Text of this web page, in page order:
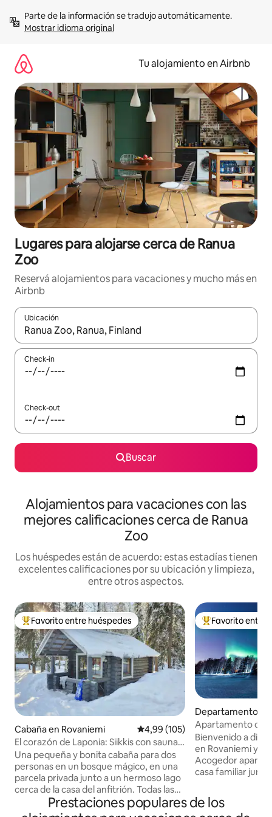
contenidoMostrar idioma original
Tu alojamiento en Airbnb
Lugares para alojarse cerca de Ranua
Zoo
Reservá alojamientos para vacaciones y mucho más en
Airbnb
Ubicación
Cuando los resultados estén disponibles, navegá con las
Check-in
Check-out
Buscar
Alojamientos para vacaciones con las
mejores calificaciones cerca de Ranua
Zoo
Los huéspedes están de acuerdo: estas estadías tienen
excelentes calificaciones por su ubicación y limpieza,
entre otros aspectos.
Favorito entre los huéspedes más destacados
Favorito entre huéspedes
Cabaña en Rovaniemi Calificación promedio: 4,99 de
4,99 (105)
El corazón de Laponia: Siikkis con sauna
tradicional
Una pequeña y bonita cabaña para dos
personas en un bosque mágico, en una
parcela privada junto a un hermoso lago
cerca de la casa del anfitrión. Todas las
noches se calienta una sauna para los
huéspedes. La cabaña es ideal para los
Favorito entre
Favorito entre
Departamento en
mi
Apartamento de
Bienvenido a
en Rovaniemi y
Acogedor
casa familiar
sauna
adicional),
Prestaciones populares de los